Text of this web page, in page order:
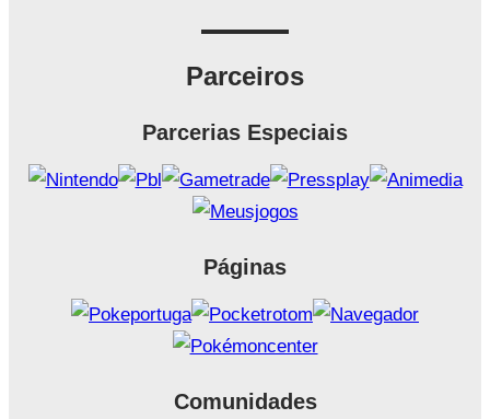
Parceiros
Parcerias Especiais
Páginas
Comunidades